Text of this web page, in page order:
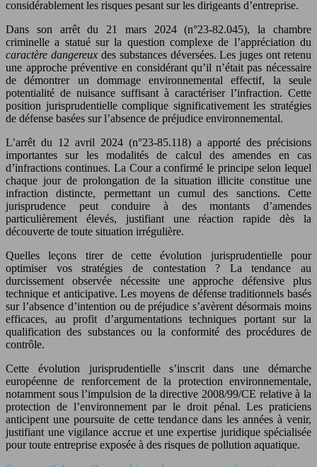
considérablement les risques pesant sur les dirigeants d’entreprise.
Dans son arrêt du 21 mars 2024 (n°23-82.045), la chambre
criminelle a statué sur la question complexe de l’appréciation du
caractère dangereux des substances déversées. Les juges ont retenu
une approche préventive en considérant qu’il n’était pas nécessaire
de démontrer un dommage environnemental effectif, la seule
potentialité de nuisance suffisant à caractériser l’infraction. Cette
position jurisprudentielle complique significativement les stratégies
de défense basées sur l’absence de préjudice environnemental.
L’arrêt du 12 avril 2024 (n°23-85.118) a apporté des précisions
importantes sur les modalités de calcul des amendes en cas
d’infractions continues. La Cour a confirmé le principe selon lequel
chaque jour de prolongation de la situation illicite constitue une
infraction distincte, permettant un cumul des sanctions. Cette
jurisprudence peut conduire à des montants d’amendes
particulièrement élevés, justifiant une réaction rapide dès la
découverte de toute situation irrégulière.
Quelles leçons tirer de cette évolution jurisprudentielle pour
optimiser vos stratégies de contestation ? La tendance au
durcissement observée nécessite une approche défensive plus
technique et anticipative. Les moyens de défense traditionnels basés
sur l’absence d’intention ou de préjudice s’avèrent désormais moins
efficaces, au profit d’argumentations techniques portant sur la
qualification des substances ou la conformité des procédures de
contrôle.
Cette évolution jurisprudentielle s’inscrit dans une démarche
européenne de renforcement de la protection environnementale,
notamment sous l’impulsion de la directive 2008/99/CE relative à la
protection de l’environnement par le droit pénal. Les praticiens
anticipent une poursuite de cette tendance dans les années à venir,
justifiant une vigilance accrue et une expertise juridique spécialisée
pour toute entreprise exposée à des risques de pollution aquatique.